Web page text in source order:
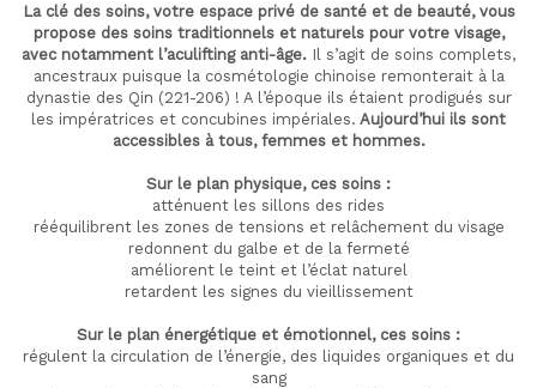
La clé des soins, votre espace privé de santé et de beauté, vous
propose des soins traditionnels et naturels pour votre visage,
avec notamment l’aculifting anti-âge. Il s’agit de soins complets,
ancestraux puisque la cosmétologie chinoise remonterait à la
dynastie des Qin (221-206) ! A l’époque ils étaient prodigués sur
les impératrices et concubines impériales. Aujourd’hui ils sont
accessibles à tous, femmes et hommes.
Sur le plan physique, ces soins :
atténuent les sillons des rides
rééquilibrent les zones de tensions et relâchement du visage
redonnent du galbe et de la fermeté
améliorent le teint et l’éclat naturel
retardent les signes du vieillissement
Sur le plan énergétique et émotionnel, ces soins :
régulent la circulation de l’énergie, des liquides organiques et du
sang